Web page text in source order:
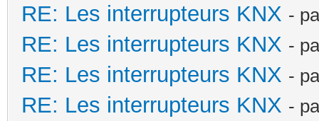
RE: Les interrupteurs KNX -
RE: Les interrupteurs KNX -
RE: Les interrupteurs KNX -
RE: Les interrupteurs KNX -